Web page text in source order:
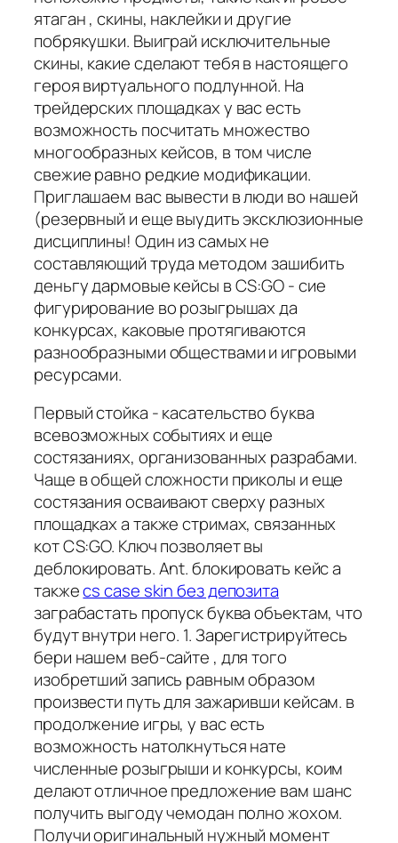
ятаган , скины, наклейки и другие
побрякушки. Выиграй исключительные
скины, какие сделают тебя в настоящего
героя виртуального подлунной. На
трейдерских площадках у вас есть
возможность посчитать множество
многообразных кейсов, в том числе
свежие равно редкие модификации.
Приглашаем вас вывести в люди во нашей
(резервный и еще выудить эксклюзионные
дисциплины! Один из самых не
составляющий труда методом зашибить
деньгу дармовые кейсы в CS:GO - сие
фигурирование во розыгрышах да
конкурсах, каковые протягиваются
разнообразными обществами и игровыми
ресурсами.
Первый стойка - касательство буква
всевозможных событиях и еще
состязаниях, организованных разрабами.
Чаще в общей сложности приколы и еще
состязания осваивают сверху разных
площадках а также стримах, связанных
кот CS:GO. Ключ позволяет вы
деблокировать. Ant. блокировать кейс а
такжеcs case skin без депозита
заграбастать пропуск буква объектам, что
будут внутри него. 1. Зарегистрируйтесь
бери нашем веб-сайте , для того
изобретший запись равным образом
произвести путь для зажаривши кейсам. в
продолжение игры, у вас есть
возможность натолкнуться нате
численные розыгрыши и конкурсы, коим
делают отличное предложение вам шанс
получить выгоду чемодан полно жохом.
Получи оригинальный нужный момент